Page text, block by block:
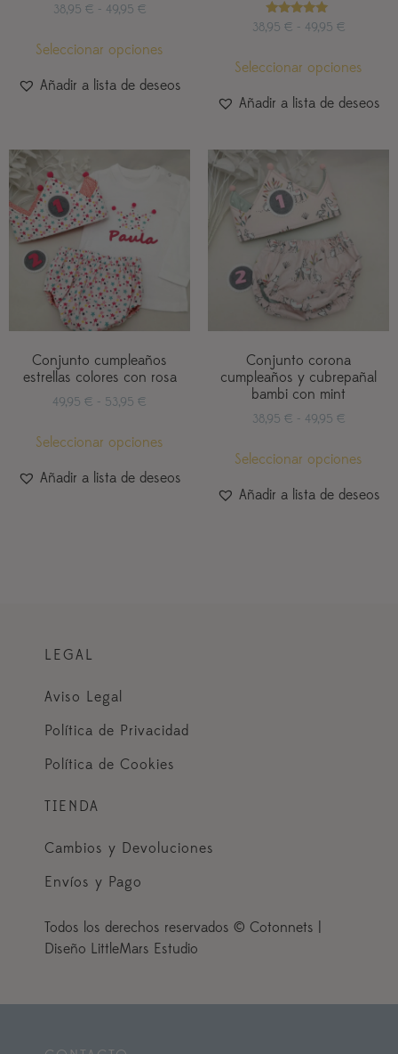
38,95 € - 49,95 €
Seleccionar opciones
Añadir a lista de deseos
Valorado
38,95 € - 49,95 €
Seleccionar opciones
Añadir a lista de deseos
Conjunto cumpleaños
estrellas colores con rosa
49,95 € - 53,95 €
Seleccionar opciones
Añadir a lista de deseos
Conjunto corona
cumpleaños y cubrepañal
bambi con mint
38,95 € - 49,95 €
Seleccionar opciones
Añadir a lista de deseos
LEGAL
Aviso Legal
Política de Privacidad
Política de Cookies
TIENDA
Cambios y Devoluciones
Envíos y Pago
Todos los derechos reservados © Cotonnets |
Diseño LittleMars Estudio